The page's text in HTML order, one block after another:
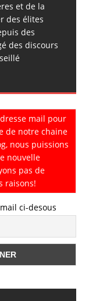
et de la
des élites
des
des discours
mail pour
de notre chaine
nous puissions
nouvelle
pas de
raisons!
ci-desous